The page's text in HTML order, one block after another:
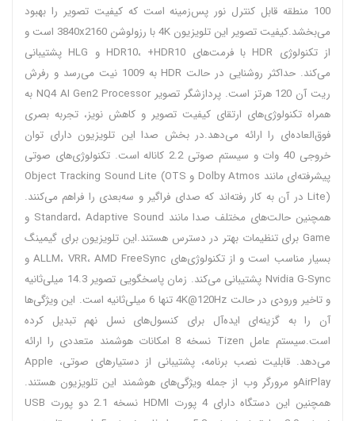
100 منطقه قابل کنترل نور پس‌زمینه است که کیفیت تصویر را بهبود
می‌بخشد.کیفیت تصویر این تلویزیون 4K با رزولوشن 3840x2160 است و
از تکنولوژی HDR با فرمت‌های HDR10، +HDR10 و HLG پشتیبانی
می‌کند. حداکثر روشنایی در حالت HDR به 1009 نیت می‌رسد و رفرش
ریت آن 120 هرتز است. پردازشگر تصویر NQ4 AI Gen2 Processor به
همراه تکنولوژی‌های ارتقای کیفیت تصویر و کاهش نویز، تجربه بصری
فوق‌العاده‌ای را ارائه می‌دهد.در بخش صدا این تلویزیون دارای توان
خروجی 40 وات و سیستم صوتی 2.2 کاناله است. تکنولوژی‌های صوتی
پیشرفته‌ای مانند Dolby Atmos و Object Tracking Sound Lite (OTS
Lite) در آن به کار رفته‌اند که صدای فراگیر و سه‌بعدی را فراهم می‌کنند.
همچنین حالت‌های مختلف صدا مانند Standard، Adaptive Sound و
Game برای تنظیمات بهتر در دسترس هستند.این تلویزیون برای گیمینگ
بسیار مناسب است و از تکنولوژی‌های ALLM، VRR، AMD FreeSync و
Nvidia G-Sync پشتیبانی می‌کند. زمان پاسخگویی تصویر 14.3 میلی‌ثانیه
و تاخیر ورودی در حالت 4K@120Hz تنها 6 میلی‌ثانیه است. این ویژگی‌ها
آن را به گزینه‌ای ایده‌آل برای کنسول‌های نسل نهم تبدیل کرده
است.سیستم عامل Tizen نسخه 8 امکانات هوشمند متعددی را ارائه
می‌دهد. قابلیت نصب برنامه، پشتیبانی از دستیارهای صوتی، Apple
AirPlayو مرورگر وب از جمله ویژگی‌های هوشمند این تلویزیون هستند.
همچنین این دستگاه دارای 4 پورت HDMI نسخه 2.1 دو پورت USB